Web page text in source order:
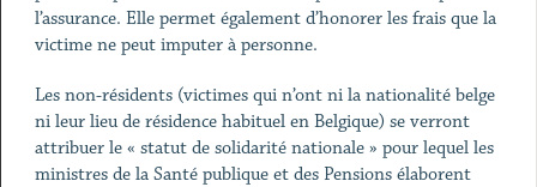
l’assurance. Elle permet également d’honorer les frais que la
victime ne peut imputer à personne.
Les non-résidents (victimes qui n’ont ni la nationalité belge
ni leur lieu de résidence habituel en Belgique) se verront
attribuer le « statut de solidarité nationale » pour lequel les
ministres de la Santé publique et des Pensions élaborent